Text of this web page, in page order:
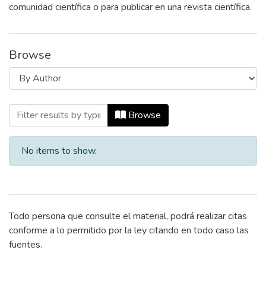
comunidad científica o para publicar en una revista científica.
Browse
Browsing Documento de trabajo
Browse
No items to show.
Todo persona que consulte el material, podrá realizar citas
conforme a lo permitido por la ley citando en todo caso las
fuentes.